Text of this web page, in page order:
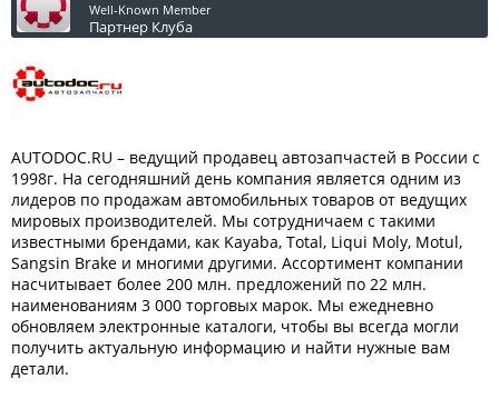
Well-Known Member
Партнер Клуба
AUTODOC.RU – ведущий продавец автозапчастей в России с
1998г. На сегодняшний день компания является одним из
лидеров по продажам автомобильных товаров от ведущих
мировых производителей. Мы сотрудничаем с такими
известными брендами, как Kayaba, Total, Liqui Moly, Motul,
Sangsin Brake и многими другими. Ассортимент компании
насчитывает более 200 млн. предложений по 22 млн.
наименованиям 3 000 торговых марок. Мы ежедневно
обновляем электронные каталоги, чтобы вы всегда могли
получить актуальную информацию и найти нужные вам
детали.